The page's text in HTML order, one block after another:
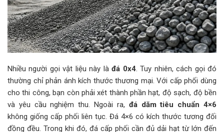
Nhiều người gọi vật liệu này làđá 0x4. Tuy nhiên, cách gọi đó
thường chỉ phản ánh kích thước thương mại. Với cấp phối dùng
cho thi công, bạn còn phải xét thành phần hạt, độ sạch, độ bền
và yêu cầu nghiệm thu. Ngoài ra, đá dăm tiêu chuẩn 4×6
không giống cấp phối liên tục. Đá 4×6 có kích thước tương đối
đồng đều. Trong khi đó, đá cấp phối cần đủ dải hạt từ lớn đến